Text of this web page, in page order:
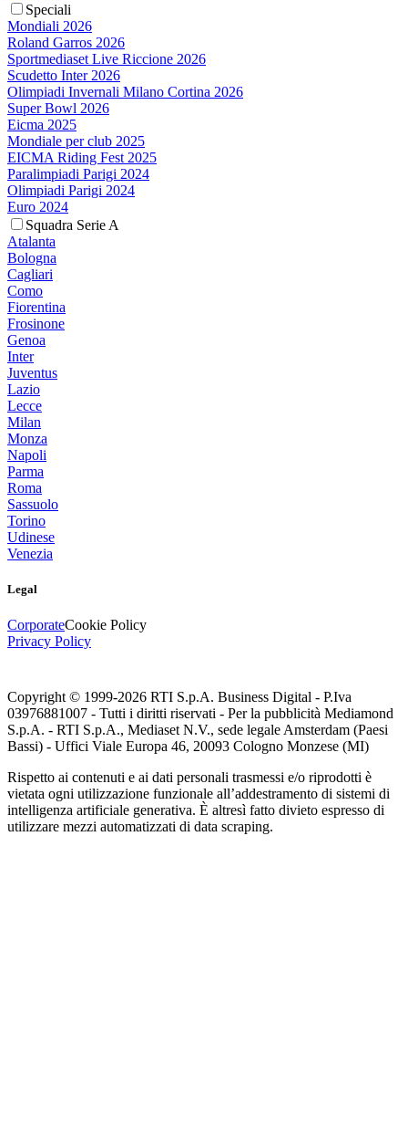
Speciali
Mondiali 2026
Roland Garros 2026
Sportmediaset Live Riccione 2026
Scudetto Inter 2026
Olimpiadi Invernali Milano Cortina 2026
Super Bowl 2026
Eicma 2025
Mondiale per club 2025
EICMA Riding Fest 2025
Paralimpiadi Parigi 2024
Olimpiadi Parigi 2024
Euro 2024
Squadra Serie A
Atalanta
Bologna
Cagliari
Como
Fiorentina
Frosinone
Genoa
Inter
Juventus
Lazio
Lecce
Milan
Monza
Napoli
Parma
Roma
Sassuolo
Torino
Udinese
Venezia
Legal
CorporateCookie Policy
Privacy Policy
Copyright © 1999-2026 RTI S.p.A. Business Digital - P.Iva
03976881007 - Tutti i diritti riservati - Per la pubblicità Mediamond
S.p.A. - RTI S.p.A., Mediaset N.V., sede legale Amsterdam (Paesi
Bassi) - Uffici Viale Europa 46, 20093 Cologno Monzese (MI)
Rispetto ai contenuti e ai dati personali trasmessi e/o riprodotti è
vietata ogni utilizzazione funzionale all’addestramento di sistemi di
intelligenza artificiale generativa. È altresì fatto divieto espresso di
utilizzare mezzi automatizzati di data scraping.